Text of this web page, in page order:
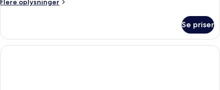
Flere oplysninger
værelse
Se priser